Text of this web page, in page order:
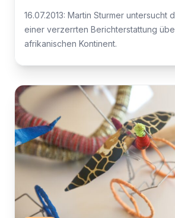
16.07.2013: Martin Sturmer untersucht
einer verzerrten Berichterstattung
afrikanischen Kontinent.